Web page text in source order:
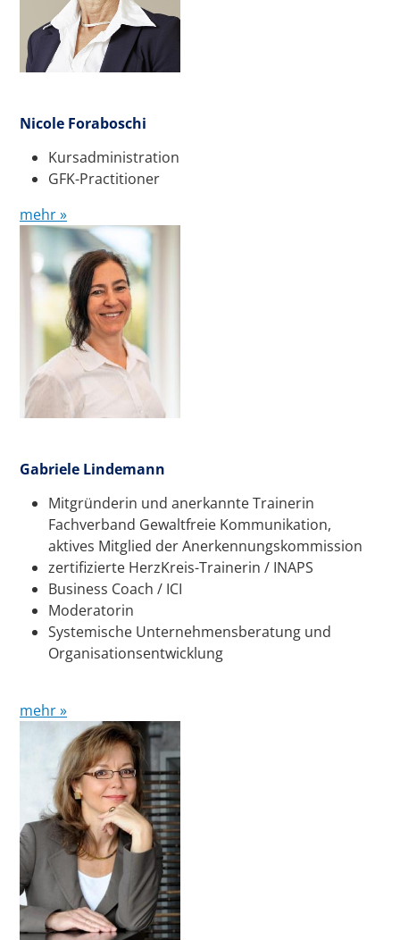
Nicole Foraboschi
Kursadministration
GFK-Practitioner
mehr »
Gabriele Lindemann
Mitgründerin und anerkannte Trainerin
Fachverband Gewaltfreie Kommunikation,
aktives Mitglied der Anerkennungskommission
zertifizierte HerzKreis-Trainerin / INAPS
Business Coach / ICI
Moderatorin
Systemische Unternehmensberatung und
Organisationsentwicklung
mehr »